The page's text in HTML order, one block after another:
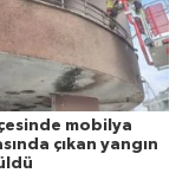
mobilya
çıkan yangın